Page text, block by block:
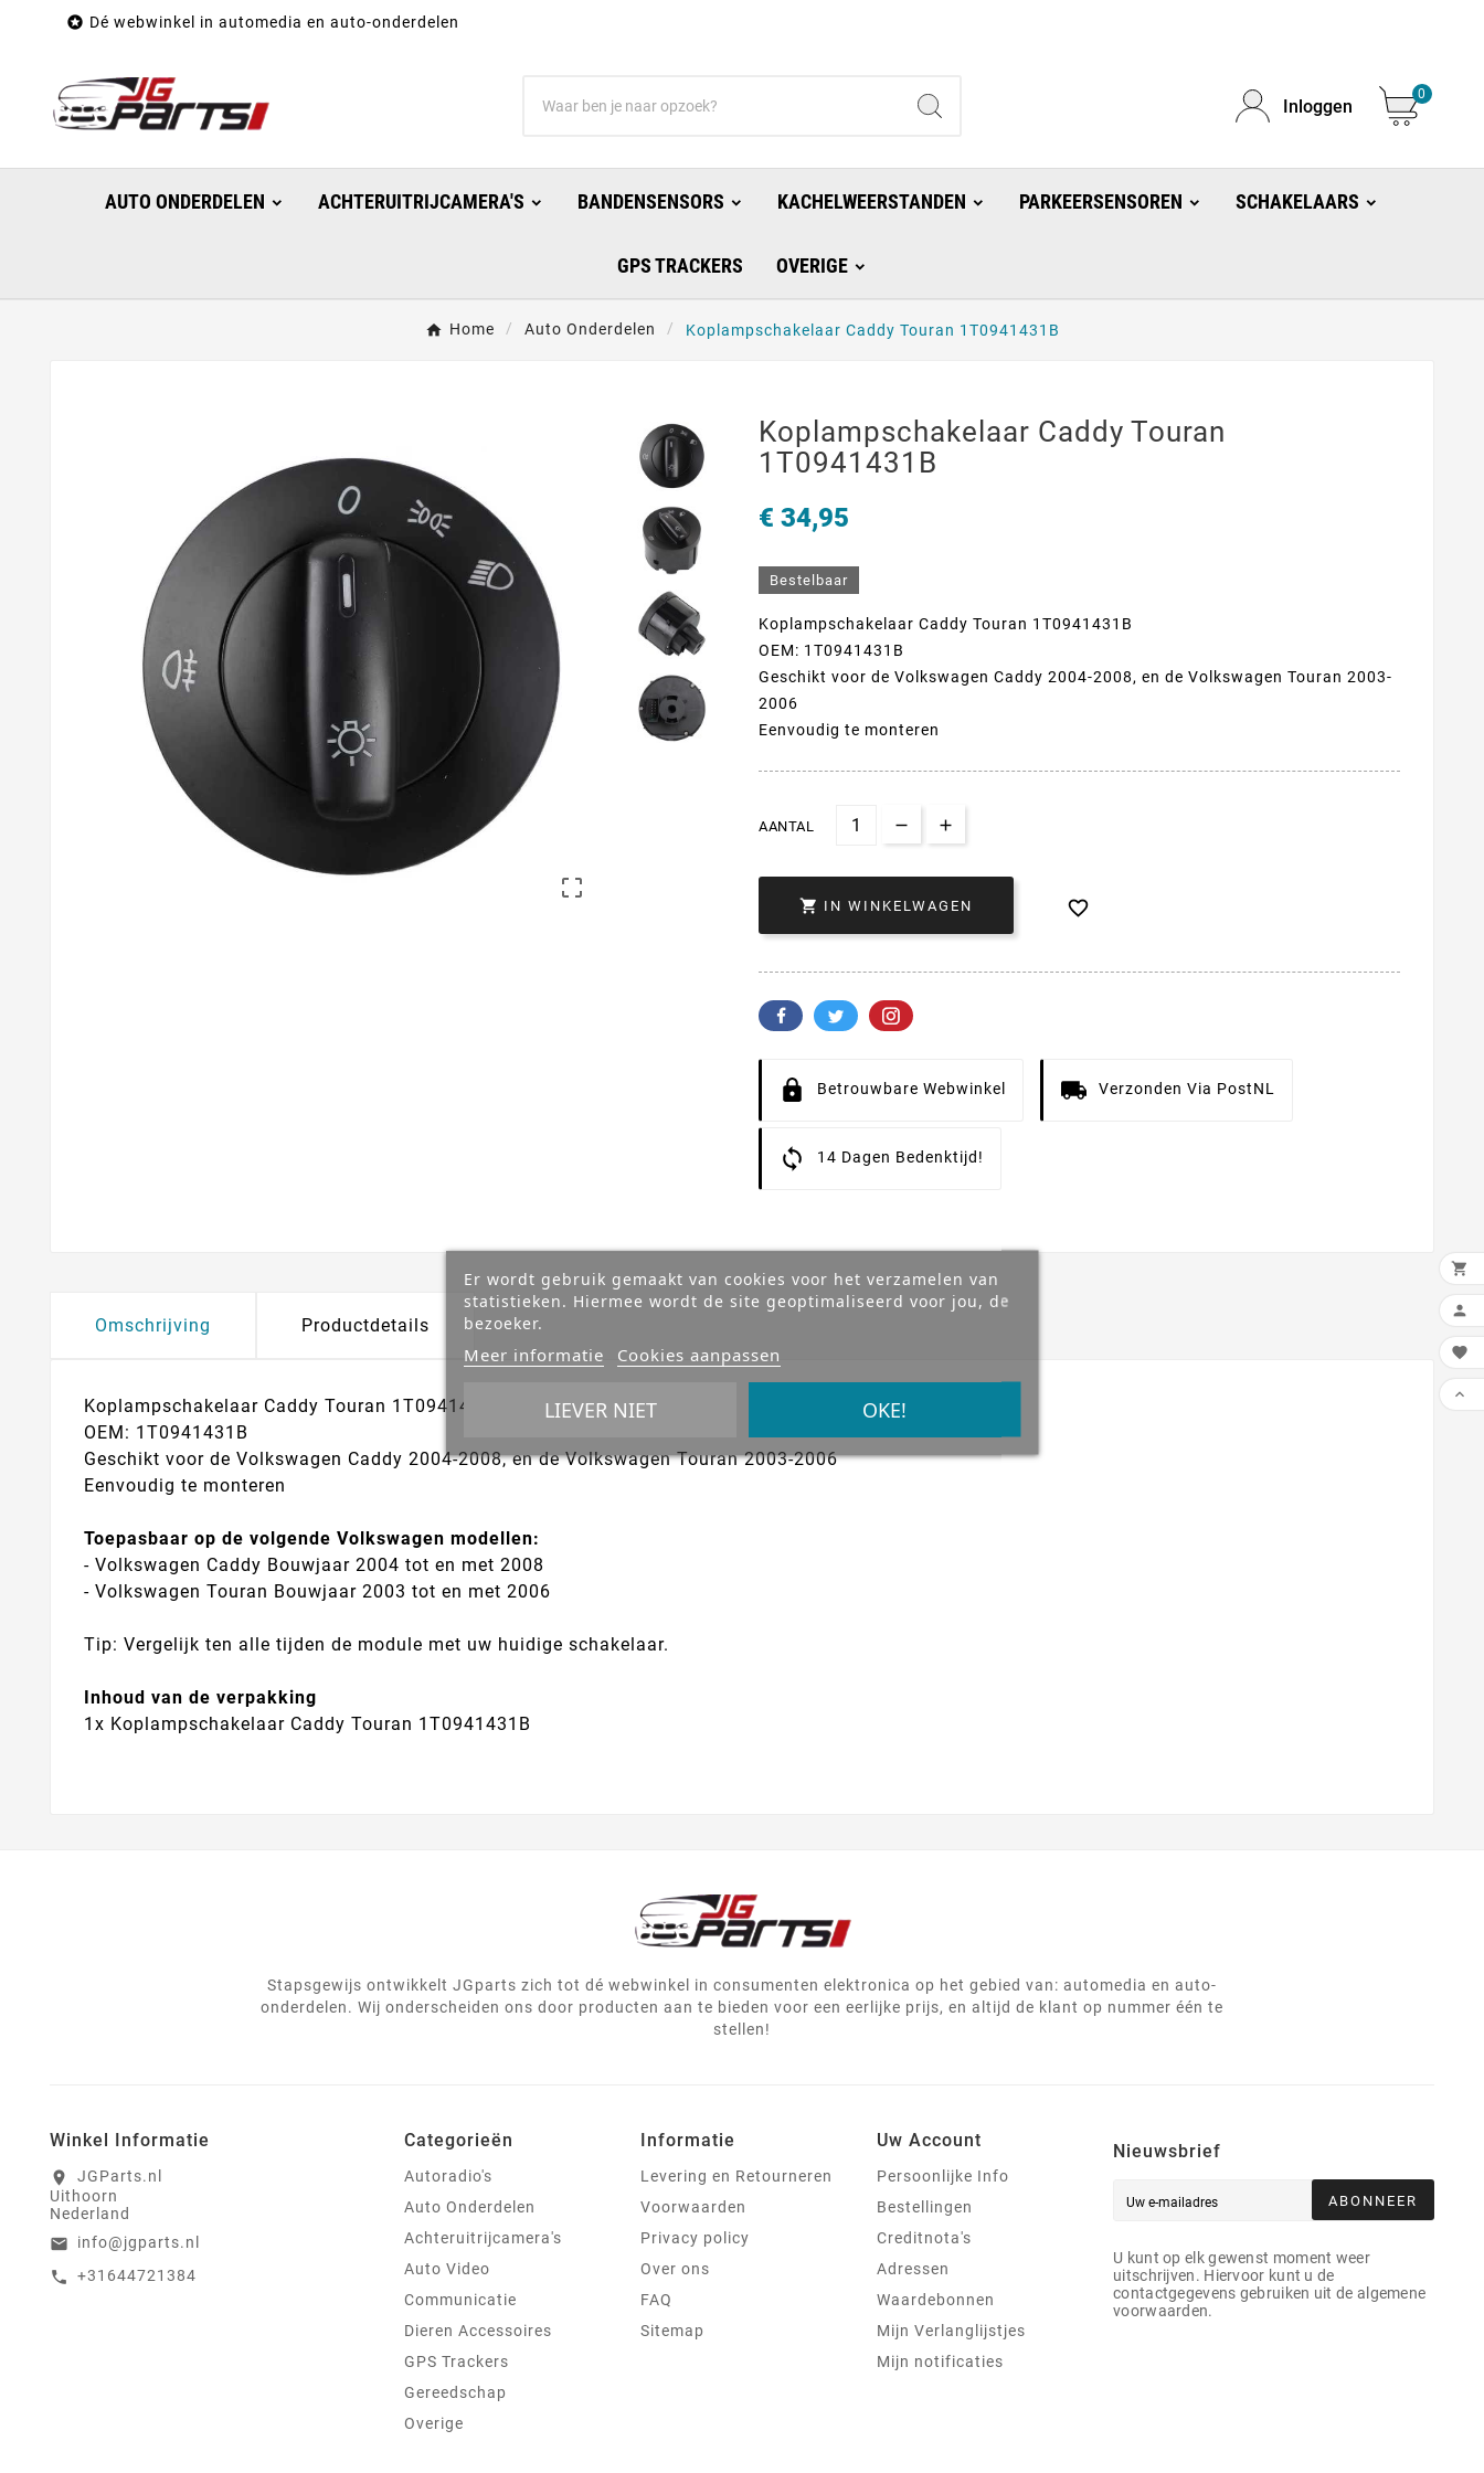
 Dé webwinkel in automedia en auto-onderdelen
Inloggen
0
AUTO ONDERDELEN ACHTERUITRIJCAMERA'S BANDENSENSORS KACHELWEERSTANDEN PARKEERSENSOREN SCHAKELAARS
GPS TRACKERS OVERIGE
Home Auto Onderdelen Koplampschakelaar Caddy Touran 1T0941431B

Koplampschakelaar Caddy Touran
1T0941431B
€ 34,95
Bestelbaar
Koplampschakelaar Caddy Touran 1T0941431B
OEM: 1T0941431B
Geschikt voor de Volkswagen Caddy 2004-2008, en de Volkswagen Touran 2003-
2006
Eenvoudig te monteren
AANTAL
 IN WINKELWAGEN 
Betrouwbare Webwinkel Verzonden Via PostNL
14 Dagen Bedenktijd!
Omschrijving Productdetails
Koplampschakelaar Caddy Touran 1T0941431B
OEM: 1T0941431B
Geschikt voor de Volkswagen Caddy 2004-2008, en de Volkswagen Touran 2003-2006
Eenvoudig te monteren
Toepasbaar op de volgende Volkswagen modellen:
- Volkswagen Caddy Bouwjaar 2004 tot en met 2008
- Volkswagen Touran Bouwjaar 2003 tot en met 2006
Tip: Vergelijk ten alle tijden de module met uw huidige schakelaar.
Inhoud van de verpakking
1x Koplampschakelaar Caddy Touran 1T0941431B
Stapsgewijs ontwikkelt JGparts zich tot dé webwinkel in consumenten elektronica op het gebied van: automedia en auto-
onderdelen. Wij onderscheiden ons door producten aan te bieden voor een eerlijke prijs, en altijd de klant op nummer één te
stellen!
Winkel Informatie
location_on
JGParts.nl
Uithoorn
Nederland
email info@jgparts.nl
call +31644721384
Categorieën
Autoradio's
Auto Onderdelen
Achteruitrijcamera's
Auto Video
Communicatie
Dieren Accessoires
GPS Trackers
Gereedschap
Overige
Informatie
Levering en Retourneren
Voorwaarden
Privacy policy
Over ons
FAQ
Sitemap
Uw Account
Persoonlijke Info
Bestellingen
Creditnota's
Adressen
Waardebonnen
Mijn Verlanglijstjes
Mijn notificaties
Nieuwsbrief
ABONNEER
U kunt op elk gewenst moment weer
uitschrijven. Hiervoor kunt u de
contactgegevens gebruiken uit de algemene
voorwaarden.
Er wordt gebruik gemaakt van cookies voor het verzamelen van
statistieken. Hiermee wordt de site geoptimaliseerd voor jou, de
bezoeker.
Meer informatie Cookies aanpassen
LIEVER NIET OKE!



